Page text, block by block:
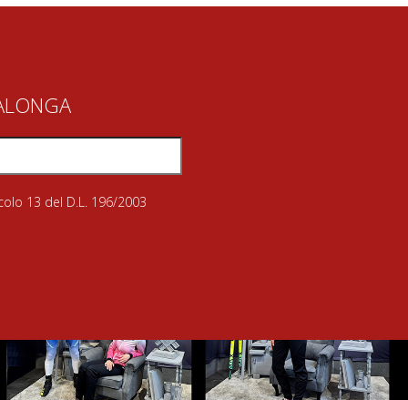
13 del D.L. 196/2003